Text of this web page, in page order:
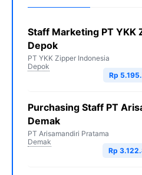
Staff Marketing PT YKK
Depok
PT YKK Zipper Indonesia
Depok
Rp
Purchasing Staff PT
Demak
PT Arisamandiri Pratama
Demak
Rp